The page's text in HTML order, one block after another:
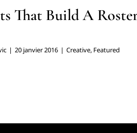
That Build A
| 20 janvier 2016 | Creative, Featured